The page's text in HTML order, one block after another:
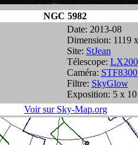
NGC 5982
Date: 2013-08
Dimension: 1119
Site: StJean
Télescope:
Caméra:
Filtre: SkyGlow
Exposition: 5 x
Voir sur Sky-Map.org